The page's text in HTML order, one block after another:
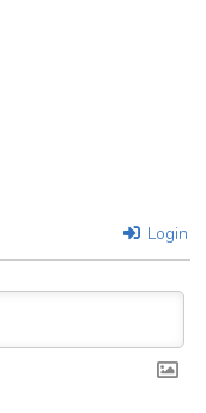
Login